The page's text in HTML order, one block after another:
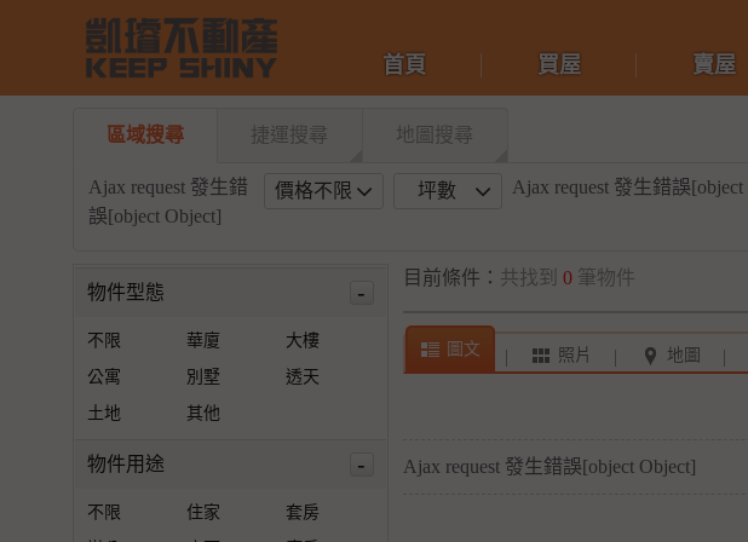
首頁 買屋 賣屋
區域搜尋 捷運搜尋 地圖搜尋
Ajax request 發生錯
誤[object Object]
價格不限 坪數 Ajax request 發生錯誤[object
物件型態 -
不限 華廈
大樓
公寓
別墅
透天
土地
其他
物件用途 -
不限 住家
套房
目前條件： 共找到 0 筆物件
圖文 照片 地圖
Ajax request 發生錯誤[object Object]